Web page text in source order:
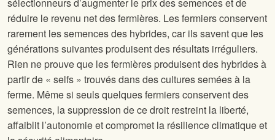
sélectionneurs d’augmenter le prix des semences et de
réduire le revenu net des fermières. Les fermiers conservent
rarement les semences des hybrides, car ils savent que les
générations suivantes produisent des résultats irréguliers.
Rien ne prouve que les fermières produisent des hybrides à
partir de « selfs » trouvés dans des cultures semées à la
ferme. Même si seuls quelques fermiers conservent des
semences, la suppression de ce droit restreint la liberté,
affaiblit l’autonomie et compromet la résilience climatique et